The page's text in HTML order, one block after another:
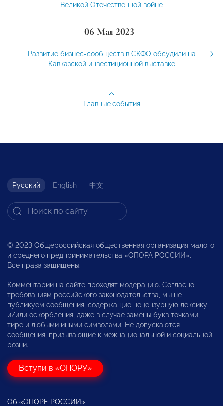
Великой Отечественной войне
06 Мая 2023
Развитие бизнес-сообществ в СКФО обсудили на
Кавказской инвестиционной выставке
Главные события
Русский English 中文
© 2023 Общероссийская общественная организация малого
и среднего предпринимательства «ОПОРА РОССИИ».
Все права защищены.
Комментарии на сайте проходят модерацию. Согласно
требованиям российского законодательства, мы не
публикуем сообщения, содержащие нецензурную лексику
и/или оскорбления, даже в случае замены букв точками,
тире и любыми иными символами. Не допускаются
сообщения, призывающие к межнациональной и социальной
розни.
Вступи в «ОПОРУ»
Об «ОПОРЕ РОССИИ»